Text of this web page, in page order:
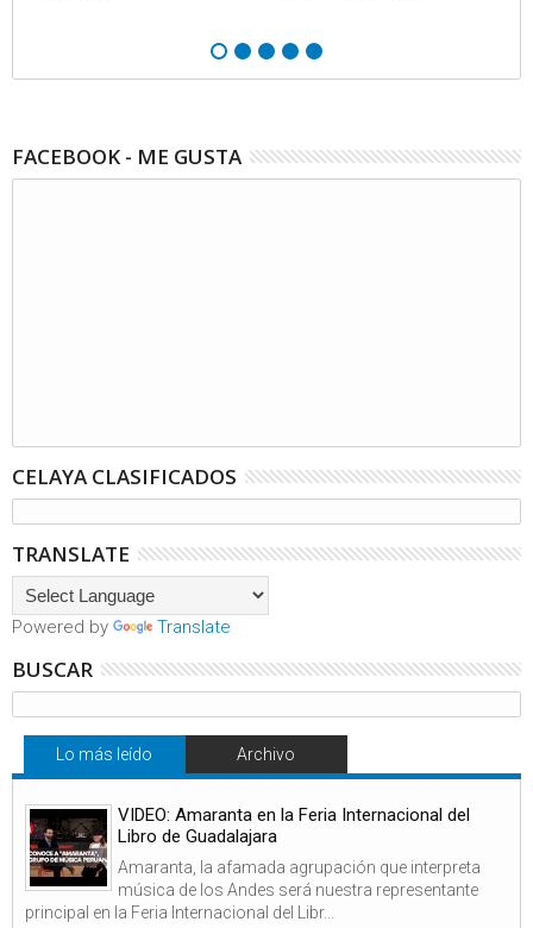
FACEBOOK - ME GUSTA
CELAYA CLASIFICADOS
TRANSLATE
Powered by Translate
BUSCAR
Lo más leído Archivo
VIDEO: Amaranta en la Feria Internacional del
Libro de Guadalajara
Amaranta, la afamada agrupación que interpreta
música de los Andes será nuestra representante
principal en la Feria Internacional del Libr...